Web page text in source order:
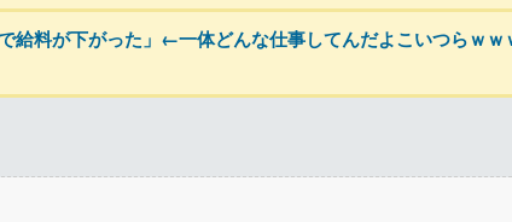
給料が下がった」←一体どんな仕事してんだよこいつらｗｗ